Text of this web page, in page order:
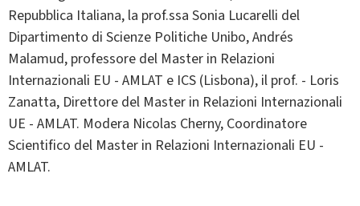
Repubblica Italiana, la prof.ssa Sonia Lucarelli del
Dipartimento di Scienze Politiche Unibo, Andrés
Malamud, professore del Master in Relazioni
Internazionali EU - AMLAT e ICS (Lisbona), il prof. - Loris
Zanatta, Direttore del Master in Relazioni Internazionali
UE - AMLAT. Modera Nicolas Cherny, Coordinatore
Scientifico del Master in Relazioni Internazionali EU -
AMLAT.